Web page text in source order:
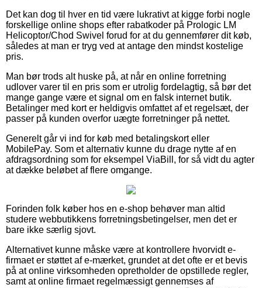
Det kan dog til hver en tid være lukrativt at kigge forbi nogle
forskellige online shops efter rabatkoder på Prologic LM
Helicoptor/Chod Swivel forud for at du gennemfører dit køb,
således at man er tryg ved at antage den mindst kostelige
pris.
Man bør trods alt huske på, at når en online forretning
udlover varer til en pris som er utrolig fordelagtig, så bør det
mange gange være et signal om en falsk internet butik.
Betalinger med kort er heldigvis omfattet af et regelsæt, der
passer på kunden overfor uægte forretninger på nettet.
Generelt går vi ind for køb med betalingskort eller
MobilePay. Som et alternativ kunne du drage nytte af en
afdragsordning som for eksempel ViaBill, for så vidt du agter
at dække beløbet af flere omgange.
Forinden folk køber hos en e-shop behøver man altid
studere webbutikkens forretningsbetingelser, men det er
bare ikke særlig sjovt.
Alternativet kunne måske være at kontrollere hvorvidt e-
firmaet er støttet af e-mærket, grundet at det ofte er et bevis
på at online virksomheden opretholder de opstillede regler,
samt at online firmaet regelmæssigt gennemses af